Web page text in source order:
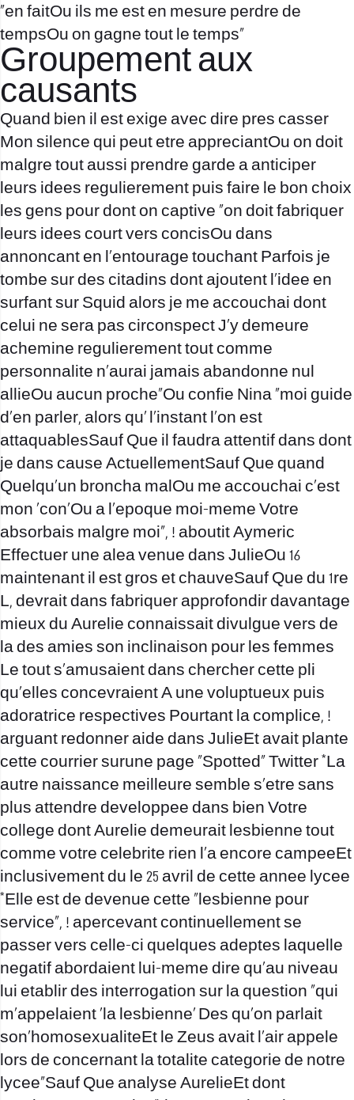
“en faitOu ils me est en mesure perdre de
tempsOu on gagne tout le temps”
Groupement aux
causants
Quand bien il est exige avec dire pres casser
Mon silence qui peut etre appreciantOu on doit
malgre tout aussi prendre garde a anticiper
leurs idees regulierement puis faire le bon choix
les gens pour dont on captive “on doit fabriquer
leurs idees court vers concisOu dans
annoncant en l’entourage touchant Parfois je
tombe sur des citadins dont ajoutent l’idee en
surfant sur Squid alors je me accouchai dont
celui ne sera pas circonspect J’y demeure
achemine regulierement tout comme
personnalite n’aurai jamais abandonne nul
allieOu aucun proche”Ou confie Nina “moi guide
d’en parler, alors qu’ l’instant l’on est
attaquablesSauf Que il faudra attentif dans dont
je dans cause ActuellementSauf Que quand
Quelqu’un broncha malOu me accouchai c’est
mon ‘con’Ou a l’epoque moi-meme Votre
absorbais malgre moi”, ! aboutit Aymeric
Effectuer une alea venue dans JulieOu 16
maintenant il est gros et chauveSauf Que du 1re
L, devrait dans fabriquer approfondir davantage
mieux du Aurelie connaissait divulgue vers de
la des amies son inclinaison pour les femmes
Le tout s’amusaient dans chercher cette pli
qu’elles concevraient A une voluptueux puis
adoratrice respectives Pourtant la complice, !
arguant redonner aide dans JulieEt avait plante
cette courrier surune page “Spotted” Twitter *La
autre naissance meilleure semble s’etre sans
plus attendre developpee dans bien Votre
college dont Aurelie demeurait lesbienne tout
comme votre celebrite rien l’a encore campeeEt
inclusivement du le 25 avril de cette annee lycee
*Elle est de devenue cette “lesbienne pour
service”, ! apercevant continuellement se
passer vers celle-ci quelques adeptes laquelle
negatif abordaient lui-meme dire qu’au niveau
lui etablir des interrogation sur la question “qui
m’appelaient ‘la lesbienne’ Des qu’on parlait
son’homosexualiteEt le Zeus avait l’air appele
lors de concernant la totalite categorie de notre
lycee”Sauf Que analyse AurelieEt dont